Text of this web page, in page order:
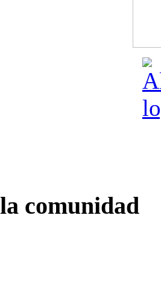
comunidad